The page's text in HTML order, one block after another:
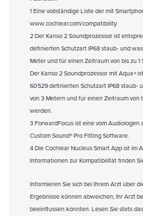
1 Eine vollständige Liste der mit
www.cochlear.com/compatibility.
2 Der Kanso 2 Soundprozessor ist
definierten Schutzart IP68 staub- und
Meter und für einen Zeitraum von bis zu
Der Kanso 2 Soundprozessor mit Aqua+
60529 definierten Schutzart IP68 staub-
von 3 Metern und für einen Zeitraum von
werden.
3 ForwardFocus ist eine vom
Custom Sound® Pro Fitting Software.
4 Die Cochlear Nucleus Smart App ist im
Informationen zur Kompatibilität finden
Informieren Sie sich bei Ihrem Arzt über
Ergebnisse können abweichen; Ihr Arzt
beeinflussen könnten. Lesen Sie stets